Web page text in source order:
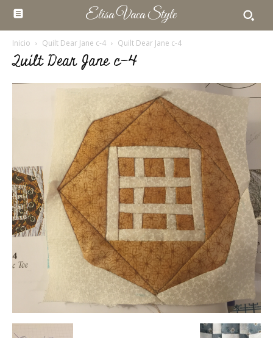
Elisa Vaca Style
Inicio Quilt Dear Jane c-4 Quilt Dear Jane c-4
Quilt Dear Jane c-4